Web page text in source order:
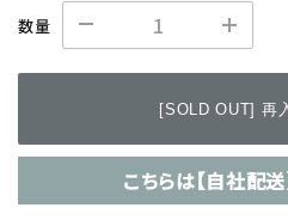
数量
[SOLD OUT] 再
こちらは【自社配